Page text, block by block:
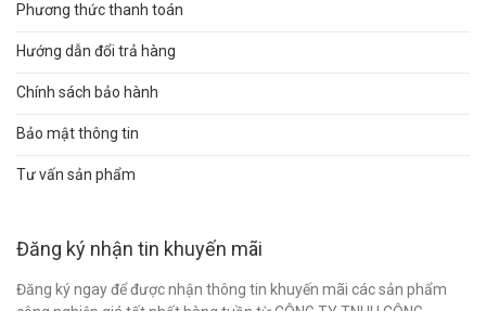
Phương thức thanh toán
Hướng dẫn đổi trả hàng
Chính sách bảo hành
Bảo mật thông tin
Tư vấn sản phẩm
Đăng ký nhận tin khuyến mãi
Đăng ký ngay để được nhận thông tin khuyến mãi các sản phẩm